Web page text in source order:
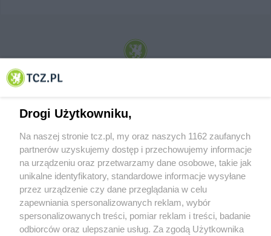
© 2001-2026 Tczew - TCZ.PL Sp. z o.o. Internetowy Serwis Informacyjny Miasta
O FIRMIE POLITYKA PRYWATNOŚCI HOSTING
REKLAMA WSPÓŁPRACA RSS FACEBOOK KONTAKT
Drogi Użytkowniku,
Na naszej stronie tcz.pl, my oraz naszych 1162 zaufanych
partnerów uzyskujemy dostęp i przechowujemy informacje
na urządzeniu oraz przetwarzamy dane osobowe, takie jak
unikalne identyfikatory, standardowe informacje wysyłane
przez urządzenie czy dane przeglądania w celu
zapewniania spersonalizowanych reklam, wybór
spersonalizowanych treści, pomiar reklam i treści, badanie
odbiorców oraz ulepszanie usług. Za zgodą Użytkownika